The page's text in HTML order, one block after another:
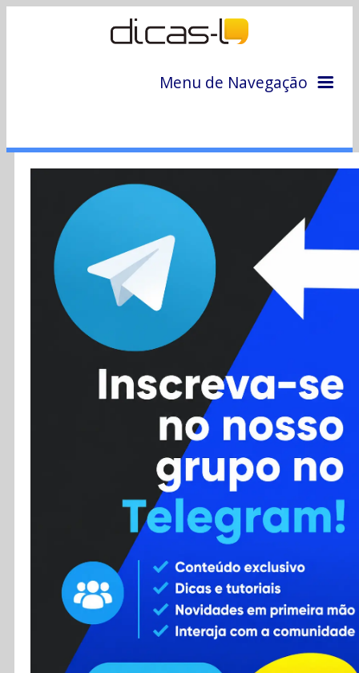
Menu de Navegação
Colunas
Colaboradores
Cursos
Enviar Dica
Contato
RSS